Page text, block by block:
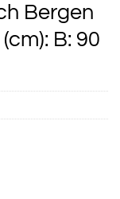
Bergen
B: 90